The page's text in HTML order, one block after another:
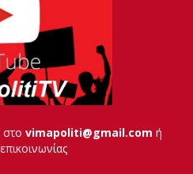
στο vimapoliti@gmail.com ή